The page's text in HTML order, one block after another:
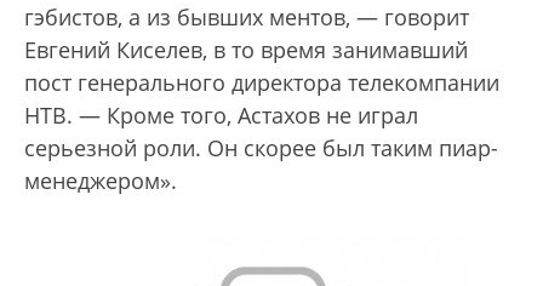
гэбистов, а из бывших ментов, — говорит
Евгений Киселев, в то время занимавший
пост генерального директора телекомпании
НТВ. — Кроме того, Астахов не играл
серьезной роли. Он скорее был таким пиар-
менеджером».